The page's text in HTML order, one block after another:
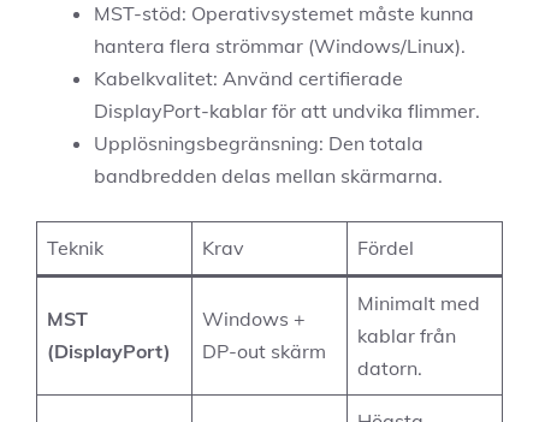
MST-stöd: Operativsystemet måste kunna
hantera flera strömmar (Windows/Linux).
Kabelkvalitet: Använd certifierade
DisplayPort-kablar för att undvika flimmer.
Upplösningsbegränsning: Den totala
bandbredden delas mellan skärmarna.
Teknik Krav Fördel
MST
(DisplayPort)
Windows +
DP-out skärm
Minimalt med
kablar från
datorn.